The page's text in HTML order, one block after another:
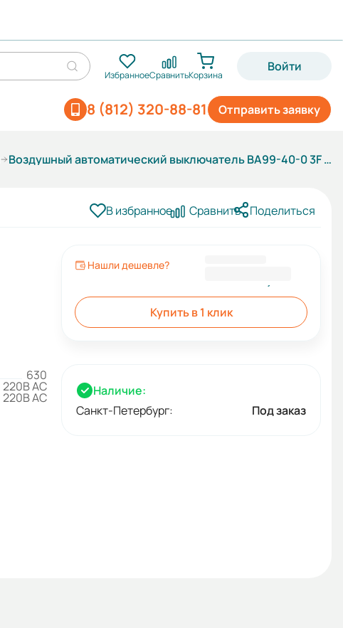
ИзбранноеСравнитьКорзина
Войти
Отправить заявку
8 (812) 320-88-81
Воздушный автоматический выключатель ВА99-40-0 3F M2C2S2 3H 630A
В избранное Сравнить Поделиться
630
220В AC
220B AC
Нашли дешевле?
Купить в 1 клик
Наличие:
Санкт-Петербург:
Под заказ